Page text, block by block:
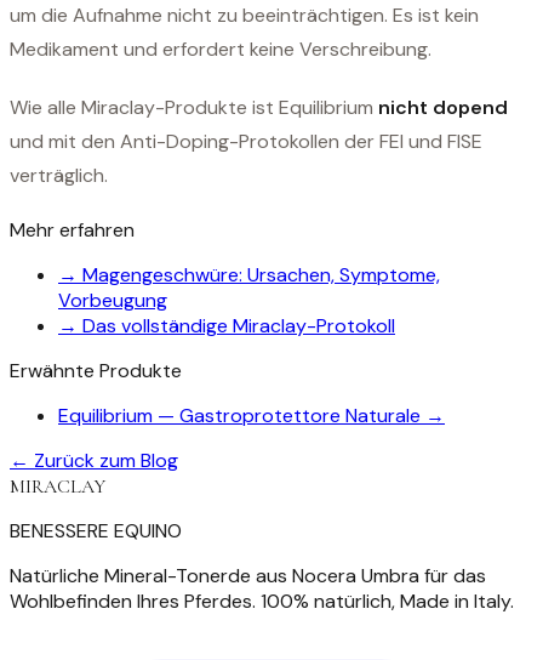
um die Aufnahme nicht zu beeinträchtigen. Es ist kein
Medikament und erfordert keine Verschreibung.
Wie alle Miraclay-Produkte ist Equilibrium nicht dopend
und mit den Anti-Doping-Protokollen der FEI und FISE
verträglich.
Mehr erfahren
→ Magengeschwüre: Ursachen, Symptome,
Vorbeugung
→ Das vollständige Miraclay-Protokoll
Erwähnte Produkte
Equilibrium — Gastroprotettore Naturale →
← Zurück zum Blog
MIRACLAY
BENESSERE EQUINO
Natürliche Mineral-Tonerde aus Nocera Umbra für das
Wohlbefinden Ihres Pferdes. 100% natürlich, Made in Italy.